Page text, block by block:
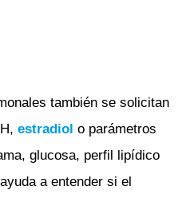
también se solicitan
estradiol o parámetros
glucosa, perfil lipídico
a entender si el